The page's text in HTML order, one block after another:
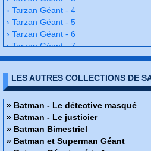
› Tarzan Géant - 4
› Tarzan Géant - 5
› Tarzan Géant - 6
› Tarzan Géant - 7
› Tarzan Géant - 8
› Tarzan Géant - 10
› Tarzan Géant - 11
› Tarzan Géant - 12
› Tarzan Géant - 13
› Tarzan Géant - 14
› Tarzan Géant - 15
LES AUTRES COLLECTIONS DE
» Batman - Le détective masqué
» Batman - Le justicier
» Batman Bimestriel
» Batman et Superman Géant